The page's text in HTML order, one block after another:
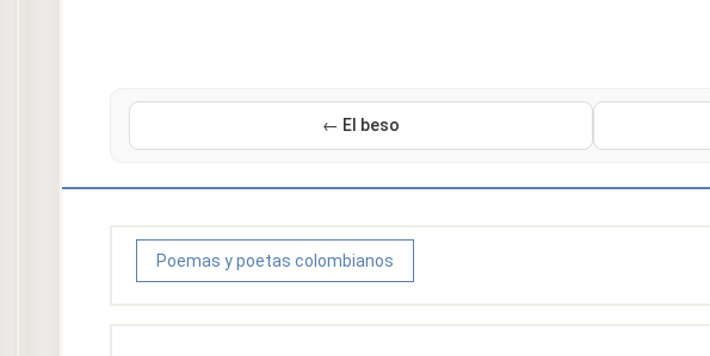
← El beso
Poemas y poetas colombianos